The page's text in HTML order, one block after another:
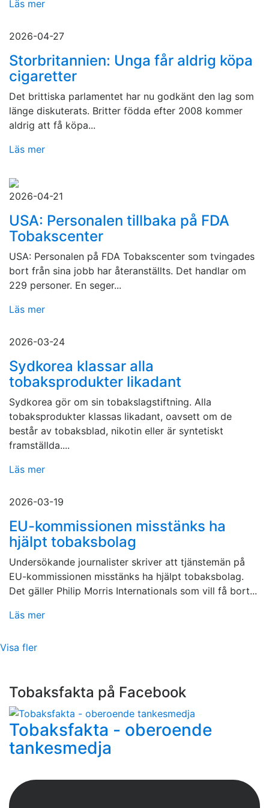
Läs mer
2026-04-27
Storbritannien: Unga får aldrig köpa
cigaretter
Det brittiska parlamentet har nu godkänt den lag som
länge diskuterats. Britter födda efter 2008 kommer
aldrig att få köpa...
Läs mer
2026-04-21
USA: Personalen tillbaka på FDA
Tobakscenter
USA: Personalen på FDA Tobakscenter som tvingades
bort från sina jobb har återanställts. Det handlar om
229 personer. En seger...
Läs mer
2026-03-24
Sydkorea klassar alla
tobaksprodukter likadant
Sydkorea gör om sin tobakslagstiftning. Alla
tobaksprodukter klassas likadant, oavsett om de
består av tobaksblad, nikotin eller är syntetiskt
framställda....
Läs mer
2026-03-19
EU-kommissionen misstänks ha
hjälpt tobaksbolag
Undersökande journalister skriver att tjänstemän på
EU-kommissionen misstänks ha hjälpt tobaksbolag.
Det gäller Philip Morris Internationals som vill få bort...
Läs mer
Visa fler
Tobaksfakta på Facebook
Tobaksfakta - oberoende
tankesmedja